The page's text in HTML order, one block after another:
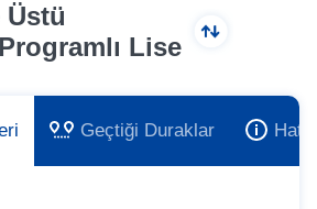
Üstü
Lise
Geçtiği Duraklar Hat